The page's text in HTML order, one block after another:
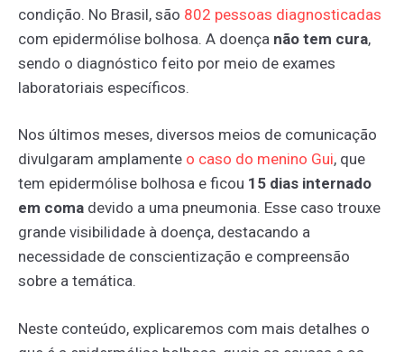
condição. No Brasil, são 802 pessoas diagnosticadas
com epidermólise bolhosa. A doença não tem cura,
sendo o diagnóstico feito por meio de exames
laboratoriais específicos.
Nos últimos meses, diversos meios de comunicação
divulgaram amplamente o caso do menino Gui, que
tem epidermólise bolhosa e ficou 15 dias internado
em coma devido a uma pneumonia. Esse caso trouxe
grande visibilidade à doença, destacando a
necessidade de conscientização e compreensão
sobre a temática.
Neste conteúdo, explicaremos com mais detalhes o